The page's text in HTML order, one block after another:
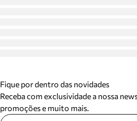
Fique por dentro das novidades
Receba com exclusividade a nossa
promoções e muito mais.